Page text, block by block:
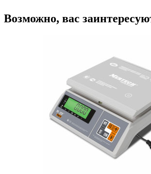
Возможно, вас